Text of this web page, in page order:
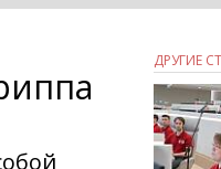
ДРУГИЕ